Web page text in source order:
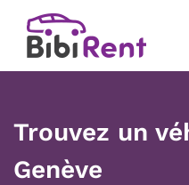
Trouvez un
Genève